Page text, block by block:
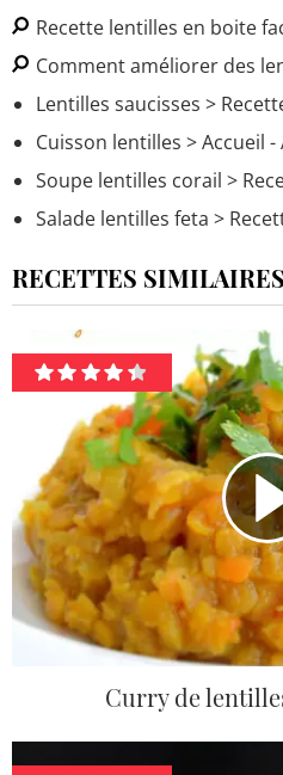
Recette lentilles en boite
Comment améliorer des
Lentilles saucisses >
Cuisson lentilles > Accueil
Soupe lentilles corail >
Salade lentilles feta >
RECETTES SIMILAIRES
Curry de